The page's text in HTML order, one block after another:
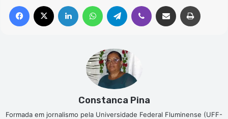
Facebook Linkedin WhatsAppTelegram Viber Compartilhar via e-mail
Constanca Pina
Formada em jornalismo pela Universidade Federal Fluminense (UFF-